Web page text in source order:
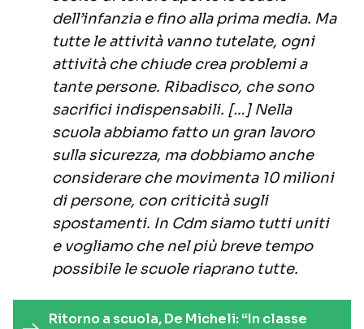
dell’infanzia e fino alla prima media. Ma
tutte le attività vanno tutelate, ogni
attività che chiude crea problemi a
tante persone. Ribadisco, che sono
sacrifici indispensabili. […] Nella
scuola abbiamo fatto un gran lavoro
sulla sicurezza, ma dobbiamo anche
considerare che movimenta 10 milioni
di persone, con criticità sugli
spostamenti. In Cdm siamo tutti uniti
e vogliamo che nel più breve tempo
possibile le scuole riaprano tutte.
Ritorno a scuola, De Micheli: “In classe